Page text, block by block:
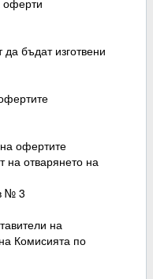
оферти
да бъдат изготвени
офертите
на отварянето на
№ 3
на
Комисията по